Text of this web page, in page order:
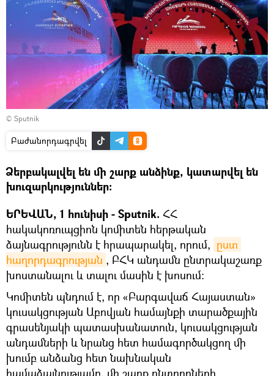
© Sputnik
Բաժանորդագրվել
Ձերբակալվել են մի շարք անձինք, կատարվել են
խուզարկություններ:
ԵՐԵՎԱՆ, 1 հունիսի - Sputnik. ՀՀ
հակակոռուպցիոն կոմիտեն հերթական
ձայնագրությունն է հրապարակել, որում, ըստ
հաղորդագրության , ԲՀԿ անդամն ընտրակաշառք
խոստանալու և տալու մասին է խոսում։
Կոմիտեն պնդում է, որ «Բարգավաճ Հայաստան»
կուսակցության Աբովյան համայնքի տարածքային
գրասենյակի պատասխանատուն, կուսակցության
անդամների և նրանց հետ համագործակցող մի
խումբ անձանց հետ նախնական
համաձայնությամբ, մի շարք ընտրողների